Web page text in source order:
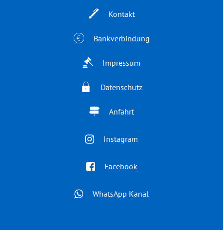
Kontakt
Bankverbindung
Impressum
Datenschutz
Anfahrt
Instagram
Facebook
WhatsApp Kanal